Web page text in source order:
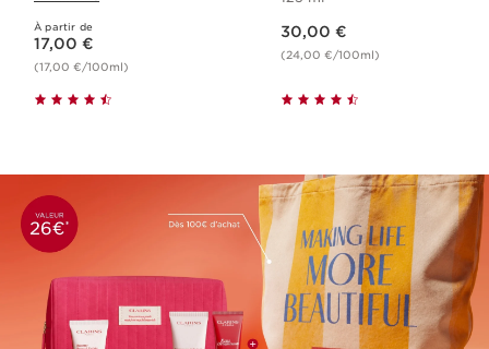
À partir de
Nouveau prix 17,00 €
17,00 €
(17,00 €/100ml)
30,00 €
(24,00 €/100ml)